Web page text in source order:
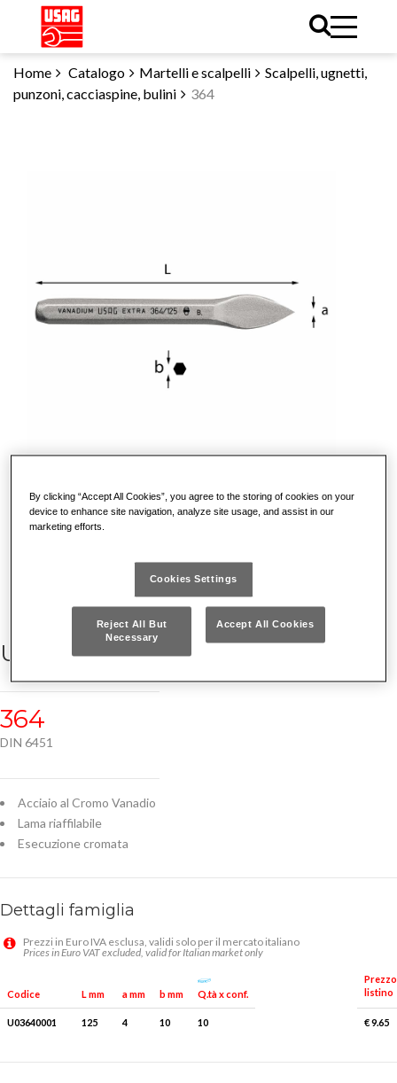
Home Catalogo Martelli e scalpelli
Scalpelli, ugnetti,
punzoni, cacciaspine, bulini
364
UGNETTO
364
DIN 6451
Acciaio al Cromo Vanadio
Lama riaffilabile
Esecuzione cromata
Dettagli famiglia
Prezzi in Euro IVA esclusa, validi solo per il mercato italiano
Prices in Euro VAT excluded, valid for Italian market only
Codice L mm a mm b mm Q.tà x conf.
Prezzo
listino
U03640001 125 4 10 10 € 9.65
By clicking “Accept All Cookies”, you agree to the storing of cookies on your
device to enhance site navigation, analyze site usage, and assist in our
marketing efforts.
Cookies Settings
Reject All But
Necessary
Accept All Cookies